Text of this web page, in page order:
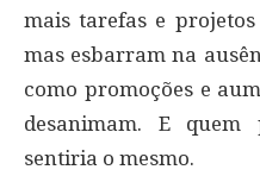
mais tarefas e
mas esbarram na
como promoções e
desanimam. E quem
sentiria o mesmo.